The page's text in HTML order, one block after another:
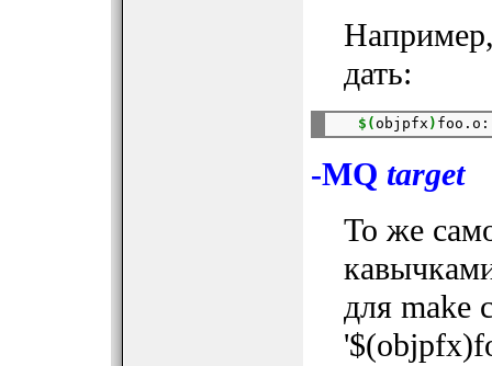
дать:
$(objpfx )
-MQ target
То же
для make